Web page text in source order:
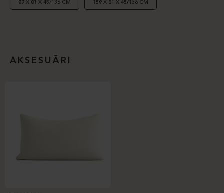
89 X 81 X 45/136 CM 159 X 81 X 45/136 CM
AKSESUĀRI